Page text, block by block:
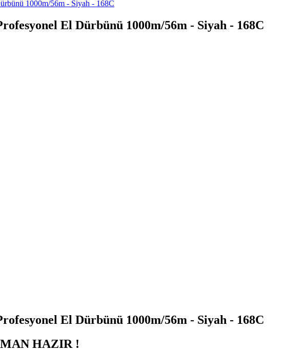
El Dürbünü 1000m/56m - Siyah - 168C
El Dürbünü 1000m/56m - Siyah - 168C
HAZIR !